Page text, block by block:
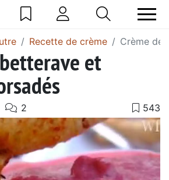
Recette de crème Crème de
et